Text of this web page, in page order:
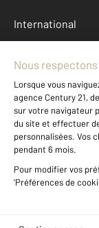
International
Mentions